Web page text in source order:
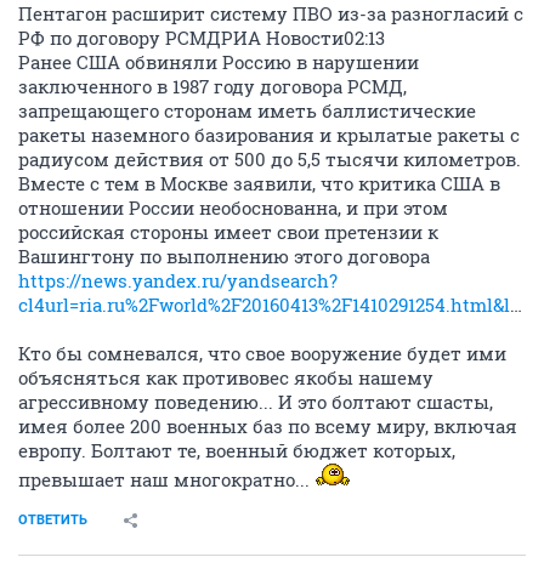
Пентагон расширит систему ПВО из-за разногласий с
РФ по договору РСМДРИА Новости02:13
Ранее США обвиняли Россию в нарушении
заключенного в 1987 году договора РСМД,
запрещающего сторонам иметь баллистические
ракеты наземного базирования и крылатые ракеты с
радиусом действия от 500 до 5,5 тысячи километров.
Вместе с тем в Москве заявили, что критика США в
отношении России необоснованна, и при этом
российская стороны имеет свои претензии к
Вашингтону по выполнению этого договора
https://news.yandex.ru/yandsearch?
cl4url=ria.ru%2Fworld%2F20160413%2F1410291254.html&lr=65&lang=ru
Кто бы сомневался, что свое вооружение будет ими
объясняться как противовес якобы нашему
агрессивному поведению... И это болтают сшасты,
имея более 200 военных баз по всему миру, включая
европу. Болтают те, военный бюджет которых,
превышает наш многократно...
ОТВЕТИТЬ